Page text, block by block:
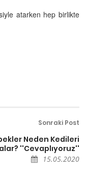
atarken hep birlikte
Sonraki Post
Neden Kedileri
''Cevaplıyoruz''
15.05.2020